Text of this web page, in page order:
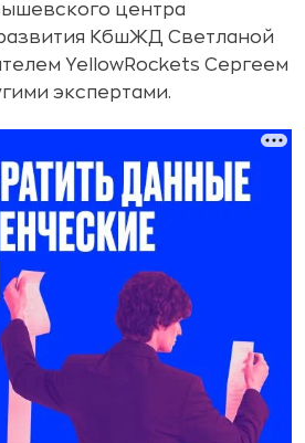
центра
КбшЖД Светланой
YellowRockets Сергеем
экспертами.